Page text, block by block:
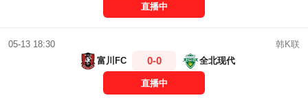
直播中
05-13 18:30
韩K联
富川FC
0-0 全北现代
直播中